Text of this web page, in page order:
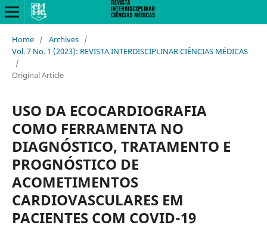
Home / Archives /
Vol. 7 No. 1 (2023): REVISTA INTERDISCIPLINAR CIÊNCIAS MÉDICAS
/
Original Article
USO DA ECOCARDIOGRAFIA
COMO FERRAMENTA NO
DIAGNÓSTICO, TRATAMENTO E
PROGNÓSTICO DE
ACOMETIMENTOS
CARDIOVASCULARES EM
PACIENTES COM COVID-19